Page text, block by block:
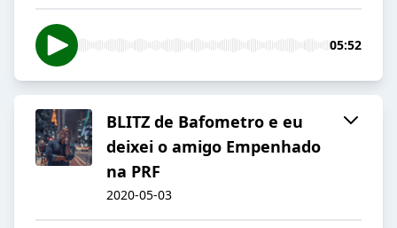
05:52
BLITZ de Bafometro e eu
deixei o amigo Empenhado
na PRF
2020-05-03